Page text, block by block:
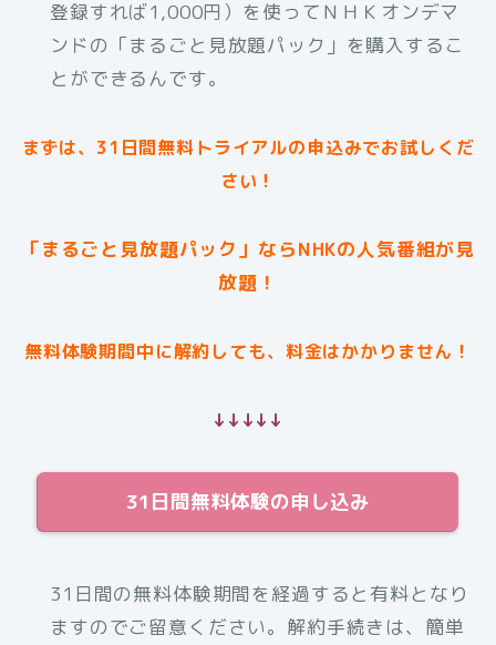
登録すれば1,000円）を使ってＮＨＫオンデマ
ンドの「まるごと見放題パック」を購入するこ
とができるんです。
まずは、31日間無料トライアルの申込みでお試しくだ
さい！
「まるごと見放題パック」ならNHKの人気番組が見
放題！
無料体験期間中に解約しても、料金はかかりません！
↓↓↓↓↓
31日間無料体験の申し込み
31日間の無料体験期間を経過すると有料となり
ますのでご留意ください。解約手続きは、簡単